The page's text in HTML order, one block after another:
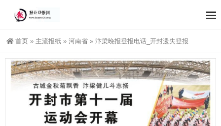
首页 » 主流报纸 » 河南省 » 汴梁晚报登报电话_开封遗失登报